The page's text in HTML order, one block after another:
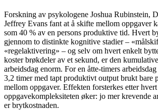
Forskning av psykologene Joshua Rubinstein,
Jeffrey Evans fant at å skifte mellom oppgaver
som 40 % av en persons produktive tid. Hvert
gjennom to distinkte kognitive stadier –
«regelaktivering» – og selv om hvert enkelt
koster brøkdeler av et sekund, er den
arbeidsdag enorm. For en åtte-timers
3,2 timer med tapt produktivt output brukt bare
mellom oppgaver. Effekten forsterkes etter
oppgavekompleksiteten øker: jo mer krevende
er brytkostnaden.